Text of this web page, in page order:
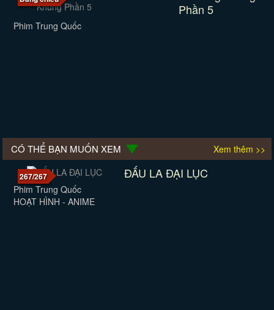
Phần 5
Phim Trung Quốc
CÓ THỂ BẠN MUỐN XEM Xem thêm >>
267/267 ĐẤU LA ĐẠI LỤC
Phim Trung Quốc
HOẠT HÌNH - ANIME